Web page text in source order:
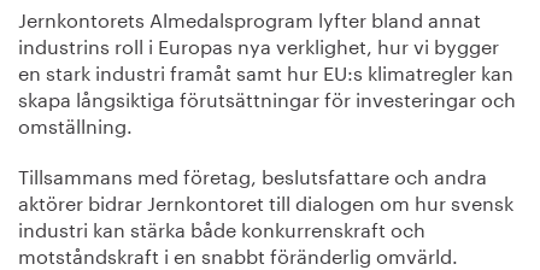
Jernkontorets Almedalsprogram lyfter bland annat
industrins roll i Europas nya verklighet, hur vi bygger
en stark industri framåt samt hur EU:s klimatregler kan
skapa långsiktiga förutsättningar för investeringar och
omställning.
Tillsammans med företag, beslutsfattare och andra
aktörer bidrar Jernkontoret till dialogen om hur svensk
industri kan stärka både konkurrenskraft och
motståndskraft i en snabbt föränderlig omvärld.